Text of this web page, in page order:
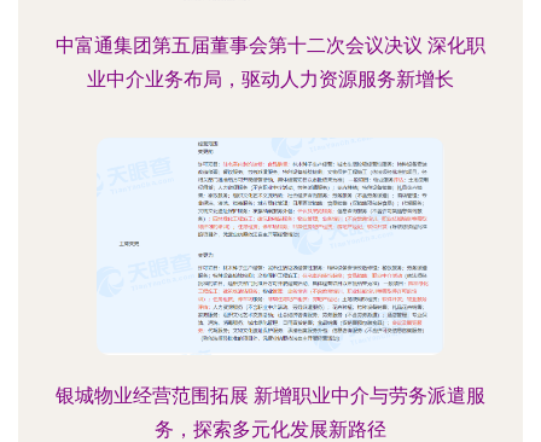
中富通集团第五届董事会第十二次会议决议 深化职
业中介业务布局，驱动人力资源服务新增长
银城物业经营范围拓展 新增职业中介与劳务派遣服
务，探索多元化发展新路径